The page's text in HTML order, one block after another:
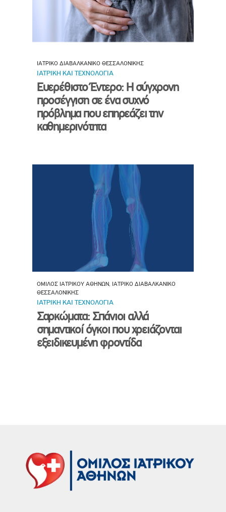
ΙΑΤΡΙΚΟ ΔΙΑΒΑΛΚΑΝΙΚΟ ΘΕΣΣΑΛΟΝΙΚΗΣ
ΙΑΤΡΙΚΗ ΚΑΙ ΤΕΧΝΟΛΟΓΙΑ
Ευερέθιστο Έντερο: Η σύγχρονη
προσέγγιση σε ένα συχνό
πρόβλημα που επηρεάζει την
καθημερινότητα
ΟΜΙΛΟΣ ΙΑΤΡΙΚΟΥ ΑΘΗΝΩΝ, ΙΑΤΡΙΚΟ ΔΙΑΒΑΛΚΑΝΙΚΟ
ΘΕΣΣΑΛΟΝΙΚΗΣ
ΙΑΤΡΙΚΗ ΚΑΙ ΤΕΧΝΟΛΟΓΙΑ
Σαρκώματα: Σπάνιοι αλλά
σημαντικοί όγκοι που χρειάζονται
εξειδικευμένη φροντίδα